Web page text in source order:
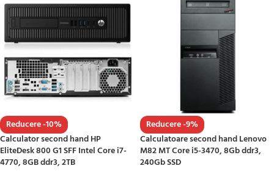
Reducere -10%
Calculator second hand HP
EliteDesk 800 G1 SFF Intel Core i7-
4770, 8GB ddr3, 2TB
Reducere -9%
Calculatoare second hand Lenovo
M82 MT Core i5-3470, 8Gb ddr3,
240Gb SSD